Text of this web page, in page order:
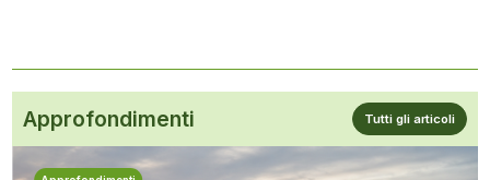
Approfondimenti Tutti gli articoli